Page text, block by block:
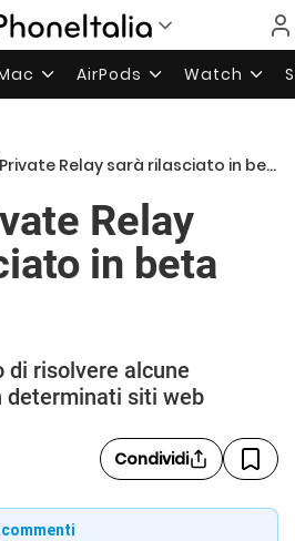
AirPods Watch
Relay sarà rilasciato in beta pubblica
Relay
in beta
di risolvere alcune
determinati siti web
Condividi